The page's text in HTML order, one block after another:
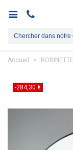
Accueil >
-284,30 €